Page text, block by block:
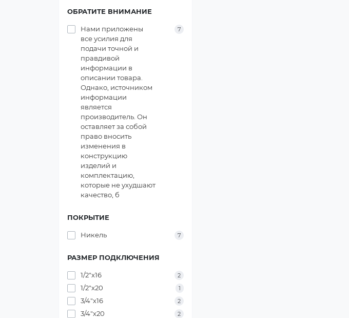
ОБРАТИТЕ ВНИМАНИЕ
Нами приложены
все усилия для
подачи точной и
правдивой
информации в
описании товара.
Однако, источником
информации
является
производитель. Он
оставляет за собой
право вносить
изменения в
конструкцию
изделий и
комплектацию,
которые не ухудшают
качество, б
7
ПОКРЫТИЕ
Никель 7
РАЗМЕР ПОДКЛЮЧЕНИЯ
1/2"х16 2
1/2"х20 1
3/4"х16 2
3/4"х20 2